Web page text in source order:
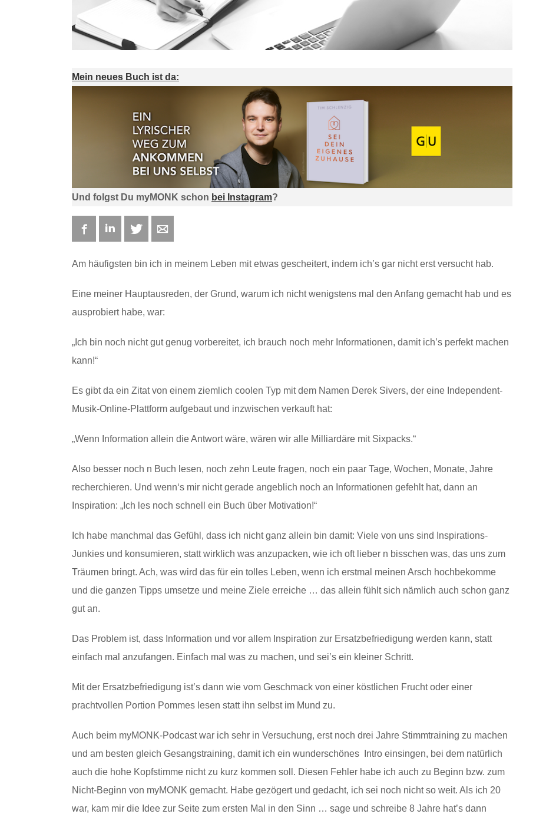
Mein neues Buch ist da:
Und folgst Du myMONK schon bei Instagram?
FacebookLinkedIn Twitter
Am häufigsten bin ich in meinem Leben mit etwas gescheitert, indem ich’s gar nicht erst versucht hab.
Eine meiner Hauptausreden, der Grund, warum ich nicht wenigstens mal den Anfang gemacht hab und es
ausprobiert habe, war:
„Ich bin noch nicht gut genug vorbereitet, ich brauch noch mehr Informationen, damit ich’s perfekt machen
kann!“
Es gibt da ein Zitat von einem ziemlich coolen Typ mit dem Namen Derek Sivers, der eine Independent-
Musik-Online-Plattform aufgebaut und inzwischen verkauft hat:
„Wenn Information allein die Antwort wäre, wären wir alle Milliardäre mit Sixpacks.“
Also besser noch n Buch lesen, noch zehn Leute fragen, noch ein paar Tage, Wochen, Monate, Jahre
recherchieren. Und wenn‘s mir nicht gerade angeblich noch an Informationen gefehlt hat, dann an
Inspiration: „Ich les noch schnell ein Buch über Motivation!“
Ich habe manchmal das Gefühl, dass ich nicht ganz allein bin damit: Viele von uns sind Inspirations-
Junkies und konsumieren, statt wirklich was anzupacken, wie ich oft lieber n bisschen was, das uns zum
Träumen bringt. Ach, was wird das für ein tolles Leben, wenn ich erstmal meinen Arsch hochbekomme
und die ganzen Tipps umsetze und meine Ziele erreiche … das allein fühlt sich nämlich auch schon ganz
gut an.
Das Problem ist, dass Information und vor allem Inspiration zur Ersatzbefriedigung werden kann, statt
einfach mal anzufangen. Einfach mal was zu machen, und sei’s ein kleiner Schritt.
Mit der Ersatzbefriedigung ist’s dann wie vom Geschmack von einer köstlichen Frucht oder einer
prachtvollen Portion Pommes lesen statt ihn selbst im Mund zu.
Auch beim myMONK-Podcast war ich sehr in Versuchung, erst noch drei Jahre Stimmtraining zu machen
und am besten gleich Gesangstraining, damit ich ein wunderschönes Intro einsingen, bei dem natürlich
auch die hohe Kopfstimme nicht zu kurz kommen soll. Diesen Fehler habe ich auch zu Beginn bzw. zum
Nicht-Beginn von myMONK gemacht. Habe gezögert und gedacht, ich sei noch nicht so weit. Als ich 20
war, kam mir die Idee zur Seite zum ersten Mal in den Sinn … sage und schreibe 8 Jahre hat’s dann